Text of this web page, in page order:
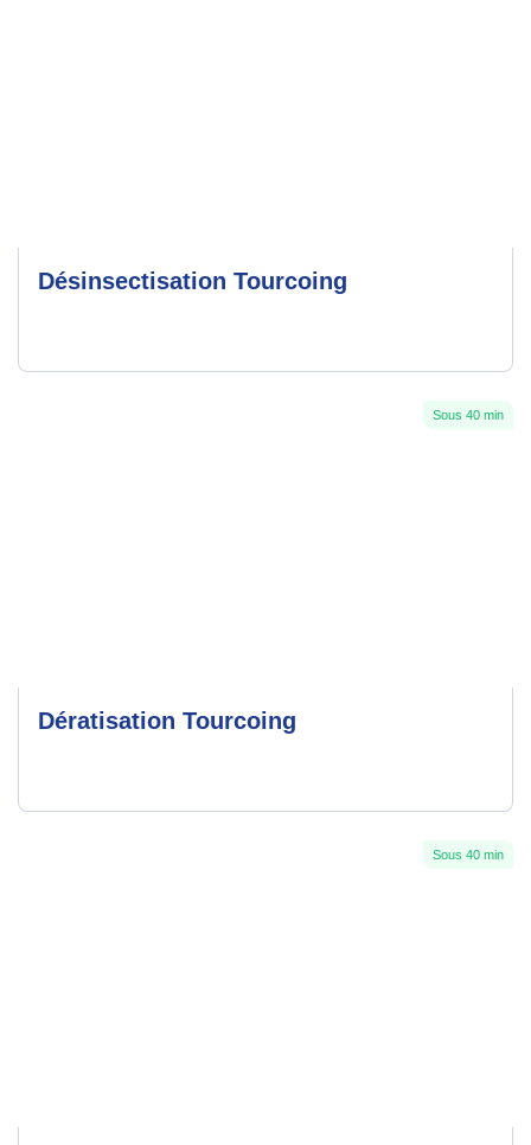
Désinsectisation Tourcoing
Sous 40 min
Dératisation Tourcoing
Sous 40 min